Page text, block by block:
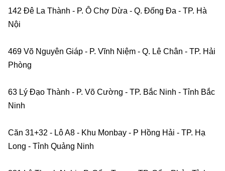
142 Đê La Thành - P. Ô Chợ Dừa - Q. Đống Đa - TP. Hà
Nội
469 Võ Nguyên Giáp - P. Vĩnh Niệm - Q. Lê Chân - TP. Hải
Phòng
63 Lý Đạo Thành - P. Võ Cường - TP. Bắc Ninh - Tỉnh Bắc
Ninh
Căn 31+32 - Lô A8 - Khu Monbay - P Hồng Hải - TP. Hạ
Long - Tỉnh Quảng Ninh